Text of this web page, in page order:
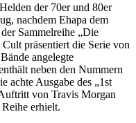
der 70er und 80er
nachdem Ehapa dem
Sammelreihe „Die
präsentiert die Serie von
angelegte
neben den Nummern
achte Ausgabe des „1st
von Travis Morgan
erhielt.